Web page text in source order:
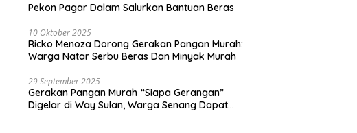
Pekon Pagar Dalam Salurkan Bantuan Beras
10 Oktober 2025
Ricko Menoza Dorong Gerakan Pangan Murah:
Warga Natar Serbu Beras Dan Minyak Murah
29 September 2025
Gerakan Pangan Murah “Siapa Gerangan”
Digelar di Way Sulan, Warga Senang Dapat